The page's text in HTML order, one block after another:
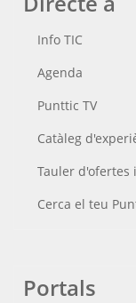
Info TIC
Agenda
Punttic TV
Catàleg
Tauler
Cerca el teu
Portals